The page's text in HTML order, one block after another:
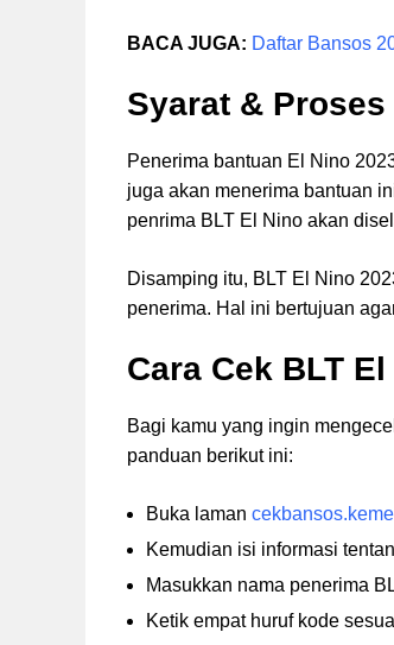
BACA JUGA: Daftar Bansos
Syarat &
Penerima bantuan El Nino
juga akan menerima bantuan
penrima BLT El Nino akan
Disamping itu, BLT El Nino
penerima. Hal ini bertujuan
Cara Cek BLT
Bagi kamu yang ingin
panduan berikut ini:
Buka laman
Kemudian isi informasi
Masukkan nama penerima
Ketik empat huruf kode